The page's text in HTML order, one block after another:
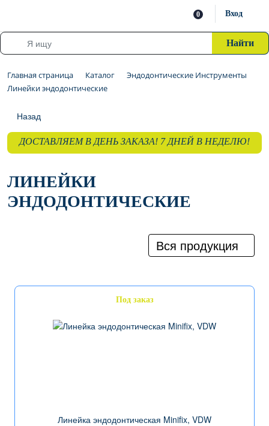
0 Вход
Найти
Главная страница Каталог
Эндодонтические Инструменты
Линейки эндодонтические
Назад
ДОСТАВЛЯЕМ В ДЕНЬ ЗАКАЗА! 7 ДНЕЙ В НЕДЕЛЮ!
ЛИНЕЙКИ
ЭНДОДОНТИЧЕСКИЕ
Вся продукция
Под заказ
Линейка эндодонтическая Minifix, VDW